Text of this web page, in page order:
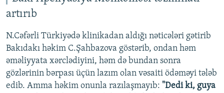
artırıb
N.Cəfərli Türkiyədə klinikadan aldığı nəticələri gətirib
Bakıdakı həkim C.Şahbazova göstərib, ondan həm
əməliyyata xərclədiyini, həm də bundan sonra
gözlərinin bərpası üçün lazım olan vəsaiti ödəməyi tələb
edib. Amma həkim onunla razılaşmayıb: "Dedi ki, guya